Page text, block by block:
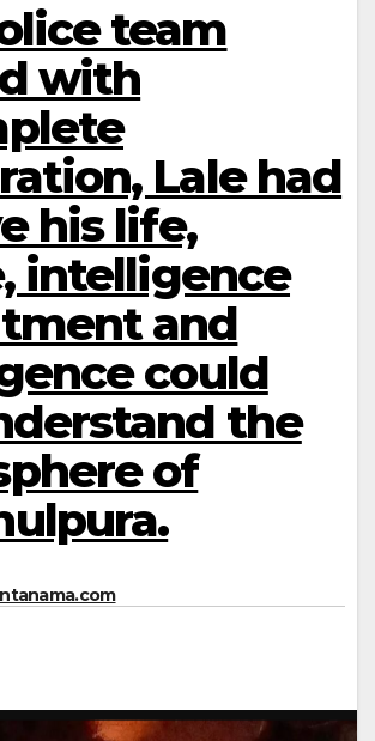
team
with
Lale had
his life,
intelligence
and
could
the
of